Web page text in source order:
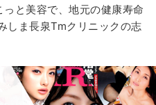
と美容で、地元の健康寿命
しま長泉Tmクリニックの志